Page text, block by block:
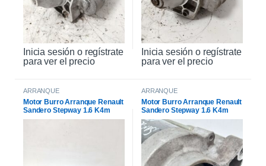
Inicia sesión o regístrate
para ver el precio
Inicia sesión o regístrate
para ver el precio
ARRANQUE
Motor Burro Arranque Renault
Sandero Stepway 1.6 K4m
Original
ARRANQUE
Motor Burro Arranque Renault
Sandero Stepway 1.6 K4m